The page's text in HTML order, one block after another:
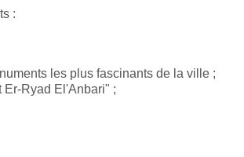
:
les plus fascinants de la ville ;
Er-Ryad El'Anbari" ;